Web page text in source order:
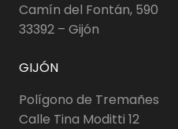
Camín del Fontán, 590
33392 – Gijón
GIJÓN
Polígono de Tremañes
Calle Tina Moditti 12